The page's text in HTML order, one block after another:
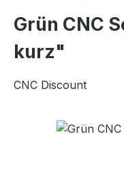
Grün CNC
kurz"
CNC Discount
Bildergalerie